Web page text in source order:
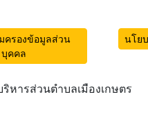
ครองข้อมูลส่วน
บุคคล
นโย
หารส่วนตำบลเมืองเกษตร